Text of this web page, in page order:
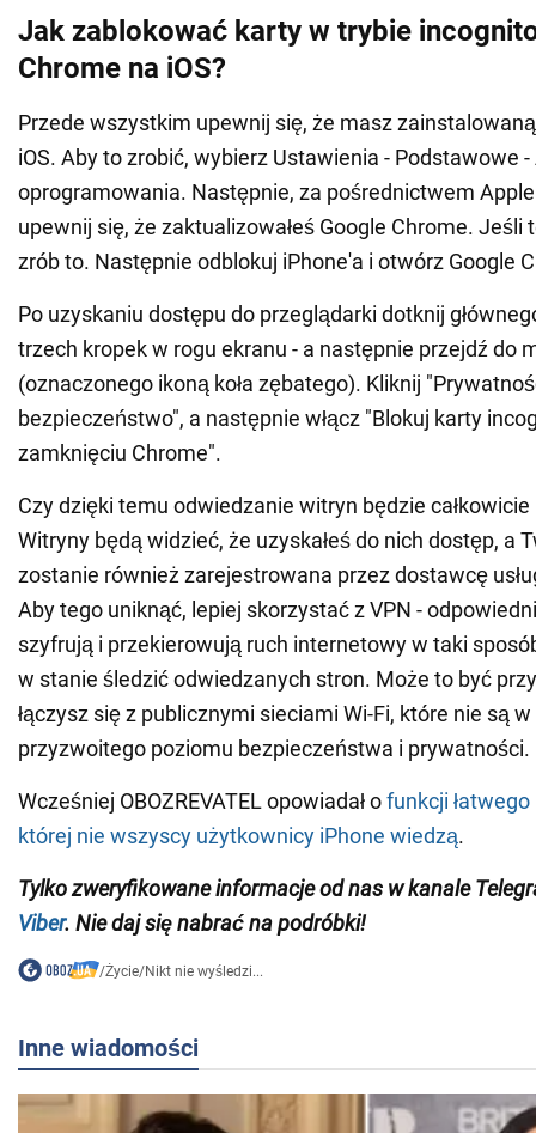
Jak zablokować karty w trybie
Chrome na iOS?
Przede wszystkim upewnij się, że masz
iOS. Aby to zrobić, wybierz Ustawienia - Podstawowe
oprogramowania. Następnie, za pośrednictwem
upewnij się, że zaktualizowałeś Google Chrome. Jeśli
zrób to. Następnie odblokuj iPhone'a i otwórz Google
Po uzyskaniu dostępu do przeglądarki dotknij
trzech kropek w rogu ekranu - a następnie przejdź do
(oznaczonego ikoną koła zębatego). Kliknij
bezpieczeństwo", a następnie włącz "Blokuj karty
zamknięciu Chrome".
Czy dzięki temu odwiedzanie witryn będzie
Witryny będą widzieć, że uzyskałeś do nich dostęp, a
zostanie również zarejestrowana przez dostawcę
Aby tego uniknąć, lepiej skorzystać z VPN -
szyfrują i przekierowują ruch internetowy w taki
w stanie śledzić odwiedzanych stron. Może to być
łączysz się z publicznymi sieciami Wi-Fi, które nie są
przyzwoitego poziomu bezpieczeństwa i prywatności.
Wcześniej OBOZREVATEL opowiadał ofunkcji
której nie wszyscy użytkownicy iPhone wiedzą.
Tylko zweryfikowane informacje od nas w kanale
Viber. Nie daj się nabrać na podróbki!
/Życie/Nikt nie wyśledzi...
Inne wiadomości